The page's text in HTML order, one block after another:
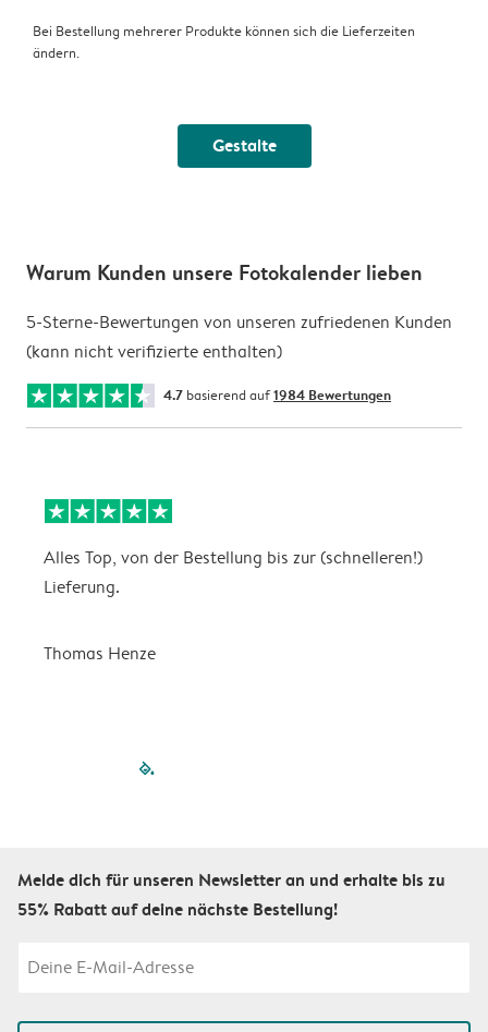
Bei Bestellung mehrerer Produkte können sich die Lieferzeiten
ändern.
Gestalte
Warum Kunden unsere Fotokalender lieben
5-Sterne-Bewertungen von unseren zufriedenen Kunden
(kann nicht verifizierte enthalten)
4.7 basierend auf1984 Bewertungen
Alles Top, von der Bestellung bis zur (schnelleren!)
Lieferung.
Thomas Henze
filled-pagination
Melde dich für unseren Newsletter an und erhalte bis zu
55% Rabatt auf deine nächste Bestellung!